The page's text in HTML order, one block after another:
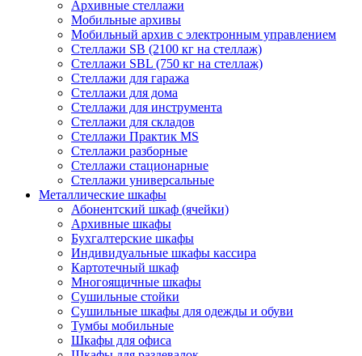
Архивные стеллажи
Мобильные архивы
Мобильный архив с электронным управлением
Стеллажи SB (2100 кг на стеллаж)
Стеллажи SBL (750 кг на стеллаж)
Стеллажи для гаража
Стеллажи для дома
Стеллажи для инструмента
Стеллажи для складов
Стеллажи Практик MS
Стеллажи разборные
Стеллажи стационарные
Стеллажи универсальные
Металлические шкафы
Абонентский шкаф (ячейки)
Архивные шкафы
Бухгалтерские шкафы
Индивидуальные шкафы кассира
Картотечный шкаф
Многоящичные шкафы
Сушильные стойки
Сушильные шкафы для одежды и обуви
Тумбы мобильные
Шкафы для офиса